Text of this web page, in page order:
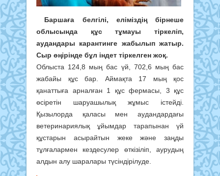
Баршаға белгілі, еліміздің бірнеше
облысында құс тұмауы тіркеліп,
аудандары карантинге жабылып жатыр.
Сыр өңірінде бұл індет тіркелген жоқ.
Облыста 124,8 мың бас үй, 702,6 мың бас
жабайы құс бар. Аймақта 17 мың қос
қанаттыға арналған 1 құс фермасы, 3 құс
өсіретін шаруашылық жұмыс істейді.
Қызылорда қаласы мен аудандардағы
ветеринариялық ұйымдар тарапынан үй
құстарын асырайтын жеке және заңды
тұлғалармен кездесулер өткізіліп, аурудың
алдын алу шаралары түсіндірілуде.